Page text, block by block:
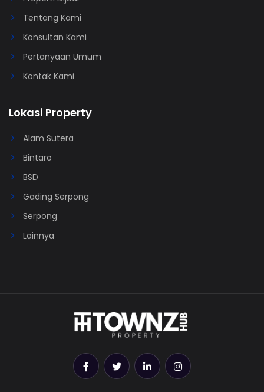
Tentang Kami
Konsultan Kami
Pertanyaan Umum
Kontak Kami
Lokasi Property
Alam Sutera
Bintaro
BSD
Gading Serpong
Serpong
Lainnya